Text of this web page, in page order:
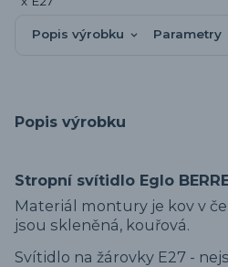
Popis výrobku Parametry
Popis výrobku
Stropní svítidlo Eglo
Materiál montury je kov v
jsou skleněná, kouřová.
Svítidlo na žárovky E27 -